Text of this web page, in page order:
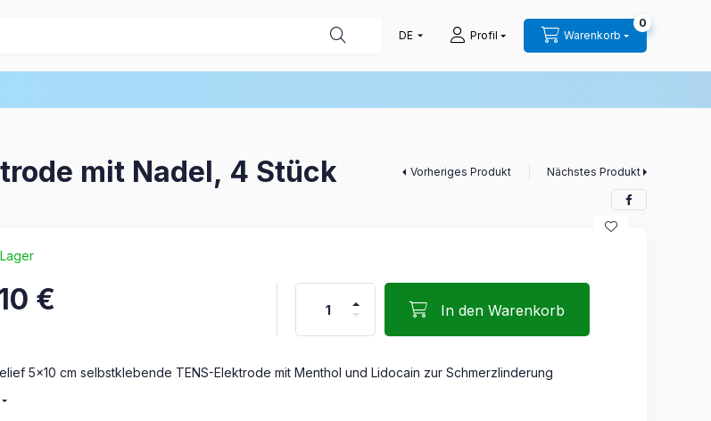
Profil Warenkorb
0
mit Nadel, 4 Stück Vorheriges Produkt Nächstes Produkt
€ In den Warenkorb
5×10 cm selbstklebende TENS-Elektrode mit Menthol und Lidocain zur Schmerzlinderung